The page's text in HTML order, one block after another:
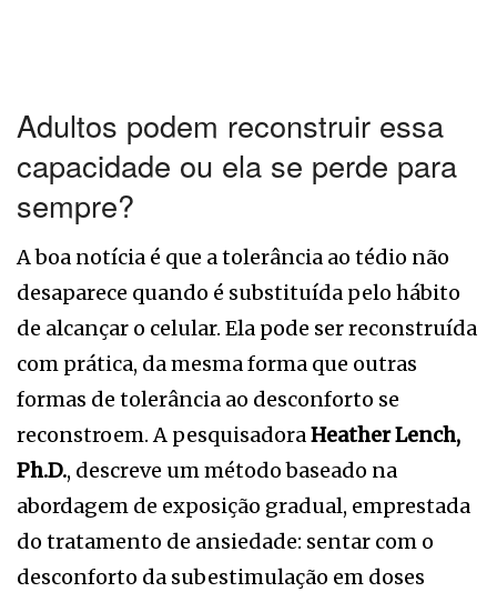
Adultos podem reconstruir essa
capacidade ou ela se perde para
sempre?
A boa notícia é que a tolerância ao tédio não
desaparece quando é substituída pelo hábito
de alcançar o celular. Ela pode ser reconstruída
com prática, da mesma forma que outras
formas de tolerância ao desconforto se
reconstroem. A pesquisadoraHeather Lench,
Ph.D., descreve um método baseado na
abordagem de exposição gradual, emprestada
do tratamento de ansiedade: sentar com o
desconforto da subestimulação em doses